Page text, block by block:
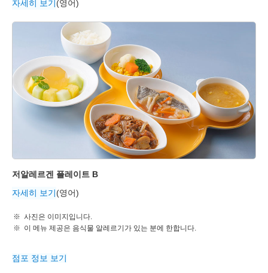
자세히 보기 (영어)
저알레르겐 플레이트 B
자세히 보기(영어)
사진은 이미지입니다.
이 메뉴 제공은 음식물 알레르기가 있는 분에 한합니다.
점포 정보 보기